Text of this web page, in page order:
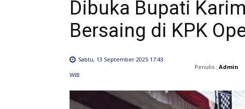
Dibuka Bupati
Bersaing di KPK
Sabtu, 13 September 2025 17:43
WIB
Penulis : Admin